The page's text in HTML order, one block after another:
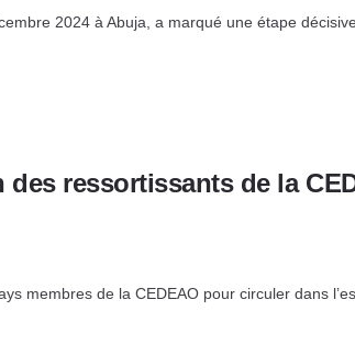
2024 à Abuja, a marqué une étape
ressortissants de la
membres de la CEDEAO pour circuler dans